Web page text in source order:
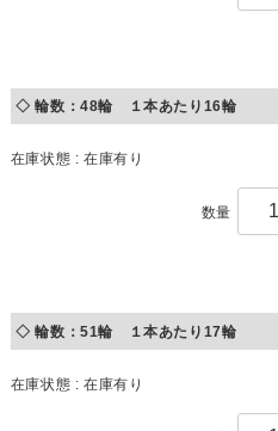
◇ 輪数：48輪 １本あたり16輪
在庫状態 : 在庫有り
数量
◇ 輪数：51輪 １本あたり17輪
在庫状態 : 在庫有り